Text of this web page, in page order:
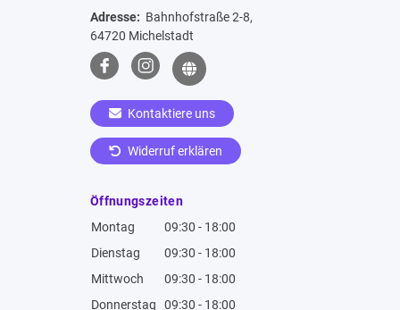
Adresse: Bahnhofstraße 2-8,
64720 Michelstadt
Kontaktiere uns
Widerruf erklären
Öffnungszeiten
Montag
09:30 - 18:00
Dienstag
09:30 - 18:00
Mittwoch
09:30 - 18:00
Donnerstag
09:30 - 18:00